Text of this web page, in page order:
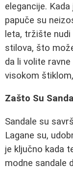
elegancije.
papuče su
leta, tržište nudi
stilova, što
da li volite
visokom
Zašto Su
Sandale su
Lagane su,
je ključno kada
modne sandale